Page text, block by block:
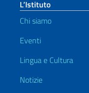
L’Istituto
Chi siamo
Eventi
Lingua e Cultura
Notizie